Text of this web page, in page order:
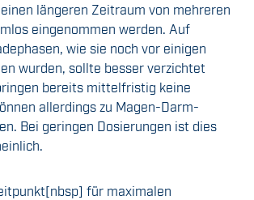
längeren Zeitraum von mehreren
eingenommen werden. Auf
wie sie noch vor einigen
wurden, sollte besser verzichtet
bereits mittelfristig keine
allerdings zu Magen-Darm-
Bei geringen Dosierungen ist dies
für maximalen